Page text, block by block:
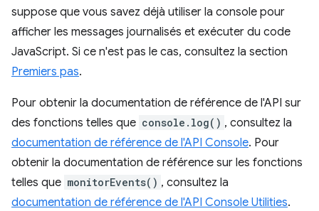
suppose que vous savez déjà utiliser la console pour
afficher les messages journalisés et exécuter du code
JavaScript. Si ce n'est pas le cas, consultez la section
Premiers pas.
Pour obtenir la documentation de référence de l'API sur
des fonctions telles que console.log() , consultez la
documentation de référence de l'API Console. Pour
obtenir la documentation de référence sur les fonctions
telles que monitorEvents() , consultez la
documentation de référence de l'API Console Utilities.